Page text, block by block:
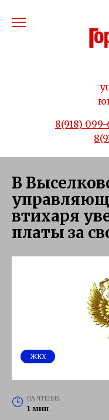
8(918)
В
втихаря
платы за
ЖКХ
НА ЧТЕНИЕ
1 мин